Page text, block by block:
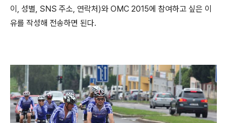
이, 성별, SNS 주소, 연락처)와 OMC 2015에 참여하고 싶은 이
유를 작성해 전송하면 된다.